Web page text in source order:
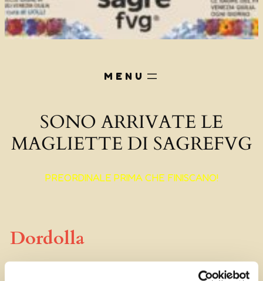
SONO ARRIVATE LE
MAGLIETTE DI SAGREFVG
PREORDINALE PRIMA CHE FINISCANO!
Dordolla